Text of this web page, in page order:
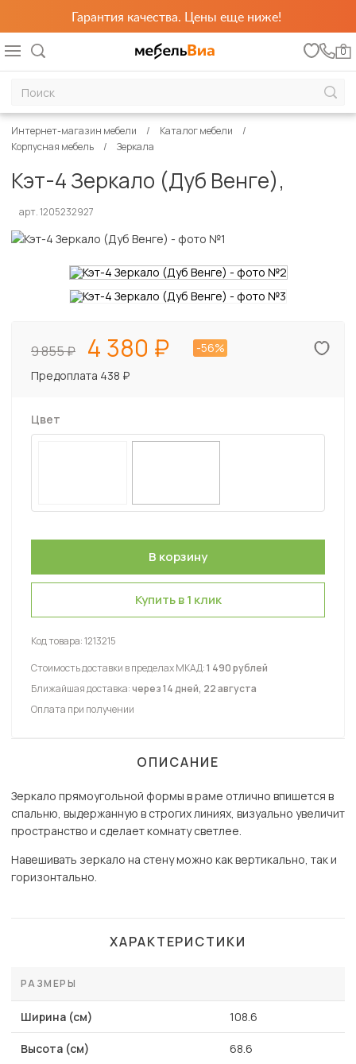
Гарантия качества. Цены еще ниже!
0
Интернет-магазин мебели
Каталог мебели
Корпусная мебель
Зеркала
Кэт-4 Зеркало (Дуб Венге),
арт. 1205232927
9 855 4 380
-56%
Предоплата 438 ₽
Цвет
Купить в 1 клик
Код товара:1213215
Стоимость доставки в пределах МКАД:1 490 рублей
Ближайшая доставка:через 14 дней, 22 августа
Оплата при получении
ОПИСАНИЕ
Зеркало прямоугольной формы в раме отлично впишется в
спальню, выдержанную в строгих линиях, визуально увеличит
пространство и сделает комнату светлее.
Навешивать зеркало на стену можно как вертикально, так и
горизонтально.
ХАРАКТЕРИСТИКИ
РАЗМЕРЫ
Ширина (см) 108.6
Высота (см) 68.6